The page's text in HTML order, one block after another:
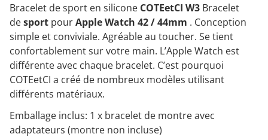
Bracelet de sport en silicone COTEetCI W3 Bracelet
desport pourApple Watch 42 / 44mm . Conception
simple et conviviale. Agréable au toucher. Se tient
confortablement sur votre main. L’Apple Watch est
différente avec chaque bracelet. C’est pourquoi
COTEetCI a créé de nombreux modèles utilisant
différents matériaux.
Emballage inclus: 1 x bracelet de montre avec
adaptateurs (montre non incluse)